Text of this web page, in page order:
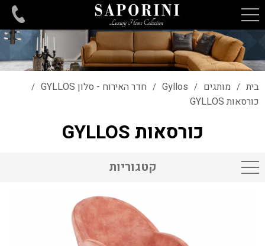
בית / מותגים /
Gyllos
/ חדר האירוח - סלון GYLLOS /
כורסאות GYLLOS
כורסאות GYLLOS
קטגוריות